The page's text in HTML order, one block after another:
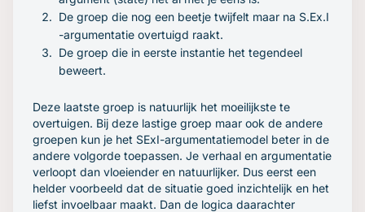
De groep die nog een beetje twijfelt maar na S.Ex.I
-argumentatie overtuigd raakt.
De groep die in eerste instantie het tegendeel
beweert.
Deze laatste groep is natuurlijk het moeilijkste te
overtuigen. Bij deze lastige groep maar ook de andere
groepen kun je het SExI-argumentatiemodel beter in de
andere volgorde toepassen. Je verhaal en argumentatie
verloopt dan vloeiender en natuurlijker. Dus eerst een
helder voorbeeld dat de situatie goed inzichtelijk en het
liefst invoelbaar maakt. Dan de logica daarachter